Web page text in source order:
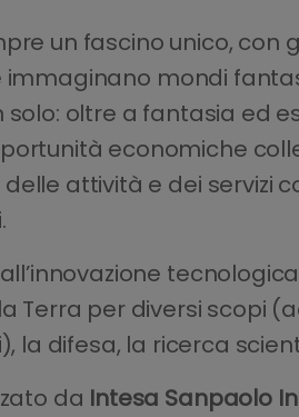
un fascino unico,
immaginano mondi
oltre a fantasia ed
economiche
delle attività e dei servizi
Terra per diversi scopi
la difesa, la ricerca
da Intesa Sanpaolo